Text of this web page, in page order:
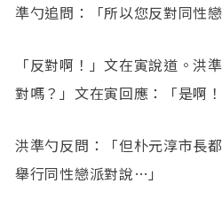
準勺追問：「所以您反對同性戀
「反對啊！」文在寅說道。洪
對嗎？」文在寅回應：「是啊！
洪準勺反問：「但朴元淳市長
舉行同性戀派對說…」